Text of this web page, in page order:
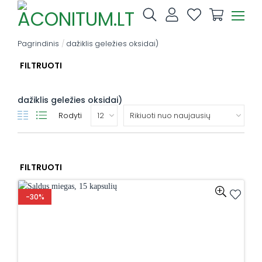
Pagrindinis / dažiklis geležies oksidai)
FILTRUOTI
dažiklis geležies oksidai)
Rodyti
FILTRUOTI
-30%